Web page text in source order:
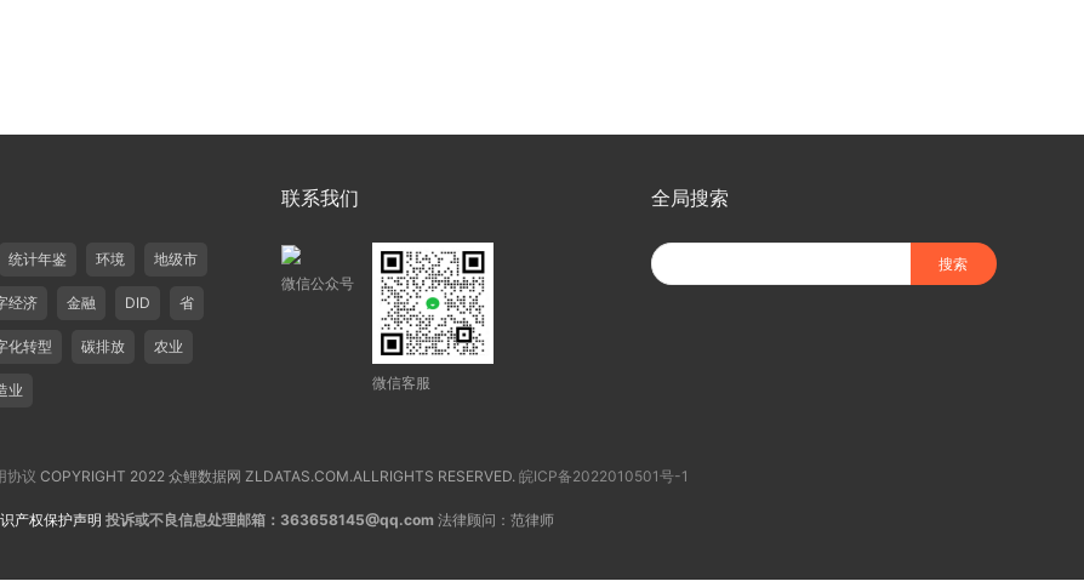
统计年鉴 环境 地级市
经济 金融 DID 省
化转型 碳排放 农业
业
联系我们
微信公众号
微信客服
全局搜索
协议 COPYRIGHT 2022 众鲤数据网 ZLDATAS.COM.ALLRIGHTS RESERVED. 皖ICP备2022010501号-1
产权保护声明 投诉或不良信息处理邮箱：363658145@qq.com 法律顾问：范律师